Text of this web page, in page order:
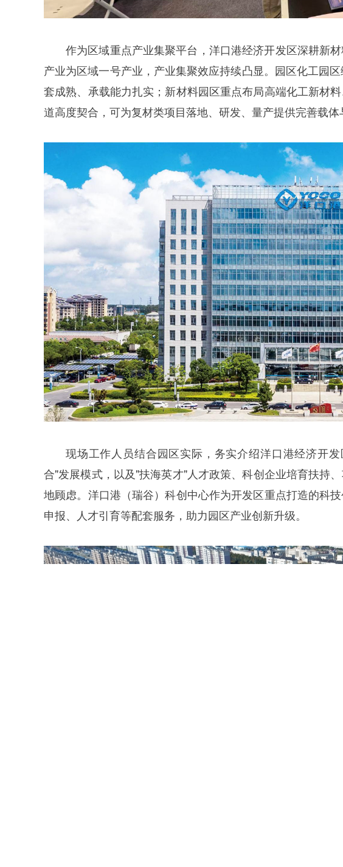
作为区域重点产业集聚平台，洋口港经济开发区深耕新
产业为区域一号产业，产业集聚效应持续凸显。园区化工园
套成熟、承载能力扎实；新材料园区重点布局高端化工新材
道高度契合，可为复材类项目落地、研发、量产提供完善载体
现场工作人员结合园区实际，务实介绍洋口港经济开
合"发展模式，以及"扶海英才"人才政策、科创企业培育扶持
地顾虑。洋口港（瑞谷）科创中心作为开发区重点打造的科
申报、人才引育等配套服务，助力园区产业创新升级。